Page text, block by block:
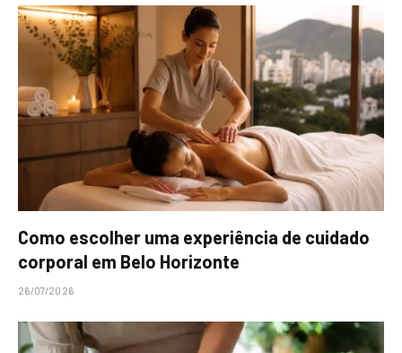
Como escolher uma experiência de cuidado
corporal em Belo Horizonte
26/07/2026